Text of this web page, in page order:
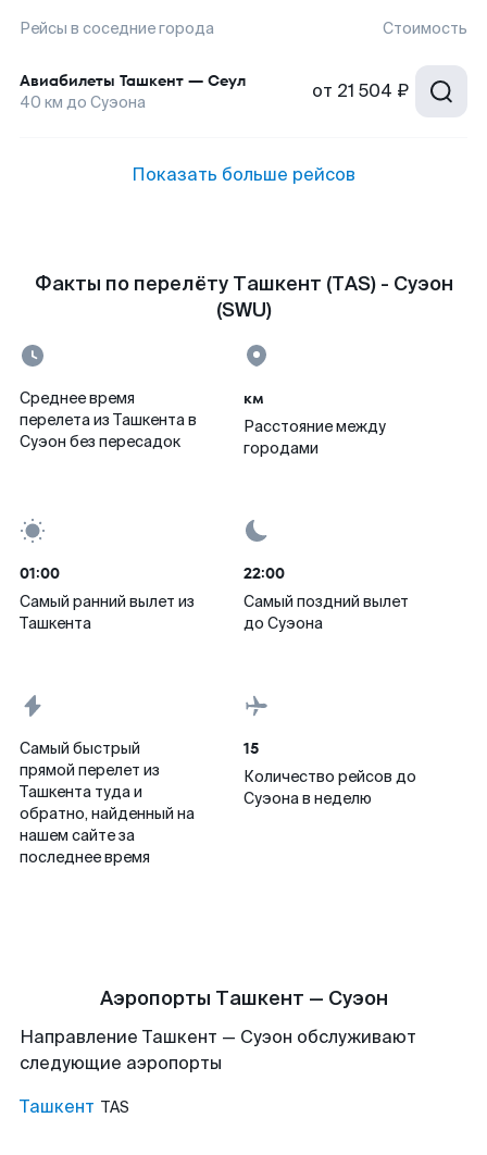
Рейсы в соседние города Стоимость
Авиабилеты Ташкент — Сеул
40 км до Суэона от 21 504 ₽
Показать больше рейсов
Факты по перелёту Ташкент (TAS) - Суэон
(SWU)
Среднее время
перелета из Ташкента в
Суэон без пересадок
км
Расстояние между
городами
01:00
Самый ранний вылет из
Ташкента
22:00
Самый поздний вылет
до Суэона
Самый быстрый
прямой перелет из
Ташкента туда и
обратно, найденный на
нашем сайте за
последнее время
15
Количество рейсов до
Суэона в неделю
Аэропорты Ташкент — Суэон
Направление Ташкент — Суэон обслуживают
следующие аэропорты
Ташкент TAS